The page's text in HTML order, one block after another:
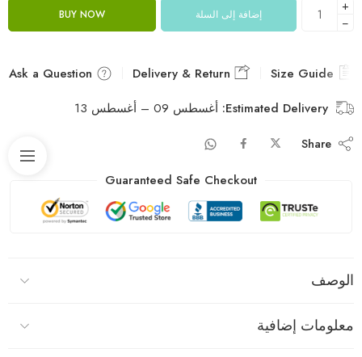
+
−
إضافة إلى السلة BUY NOW
Estimated Delivery: أغسطس 09 – أغسطس 13
Guaranteed Safe Checkout
الوصف
معلومات إضافية